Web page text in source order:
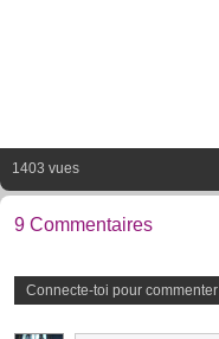
1403 vues
9 Commentaires
Connecte-toi pour commenter